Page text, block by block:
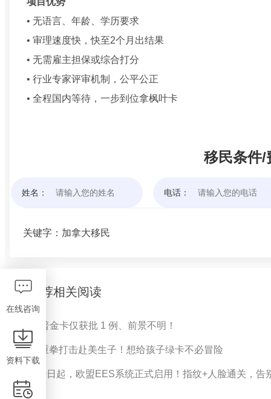
• 无语言、年龄、学历要求
• 审理速度快，快至2个月出结果
• 无需雇主担保或综合打分
• 行业专家评审机制，公平公正
• 全程国内等待，一步到位拿枫叶卡
移民条件/
姓名： 电话：
关键字： 加拿大移民
为您推荐相关阅读
特朗普金卡仅获批 1 例、前景不明！
ICE 重拳打击赴美生子！想给孩子绿卡不必冒险
4月10日起，欧盟EES系统正式启用！指纹+人脸通关，告
在线咨询
资料下载